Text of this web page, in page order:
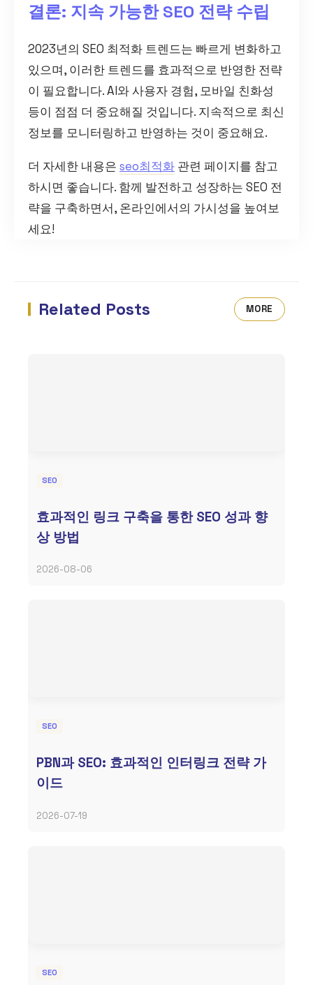
결론: 지속 가능한 SEO 전략 수립
2023년의 SEO 최적화 트렌드는 빠르게 변화하고
있으며, 이러한 트렌드를 효과적으로 반영한 전략
이 필요합니다. AI와 사용자 경험, 모바일 친화성
등이 점점 더 중요해질 것입니다. 지속적으로 최신
정보를 모니터링하고 반영하는 것이 중요해요.
더 자세한 내용은 seo최적화 관련 페이지를 참고
하시면 좋습니다. 함께 발전하고 성장하는 SEO 전
략을 구축하면서, 온라인에서의 가시성을 높여보
세요!
Related Posts MORE
SEO
효과적인 링크 구축을 통한 SEO 성과 향
상 방법
2026-08-06
SEO
PBN과 SEO: 효과적인 인터링크 전략 가
이드
2026-07-19
SEO